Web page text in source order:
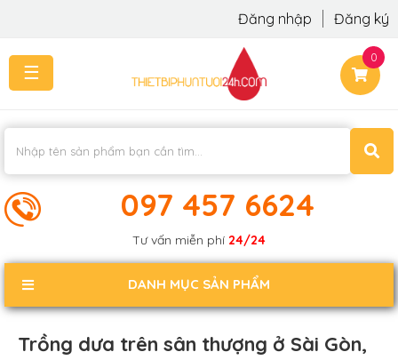
Đăng nhập Đăng ký
097 457 6624
Tư vấn miễn phí 24/24
DANH MỤC SẢN PHẨM
0
-
LẮP
HỒI
LIÊN
☰
Trồng dưa trên sân thượng ở Sài Gòn,